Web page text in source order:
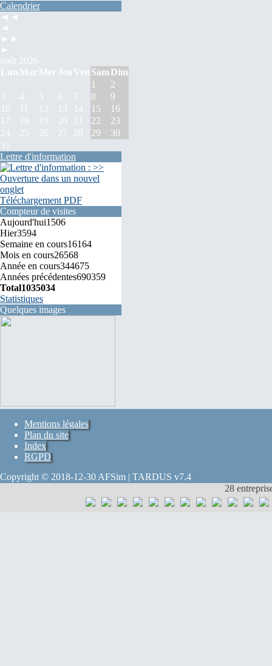
Calendrier
◄◄
◄
►►
►
août 2026
Lun Mar Mer Jeu Ven Sam Dim
1
2
3
4 5 6 7 8
9
10
11 12 13 14 15
16
17
18 19 20 21 22
23
24
25 26 27 28 29
30
31
Lettre d'information
Téléchargement PDF
Compteur de visites
Aujourd'hui1506
Hier3594
Semaine en cours16164
Mois en cours26568
Année en cours344675
Années précédentes690359
Total1035034
Statistiques
Quelques images
Mentions légales
Plan du site
Index
RGPD
Copyright © 2018-12-30 AFSim | TARDUS v7.4
28